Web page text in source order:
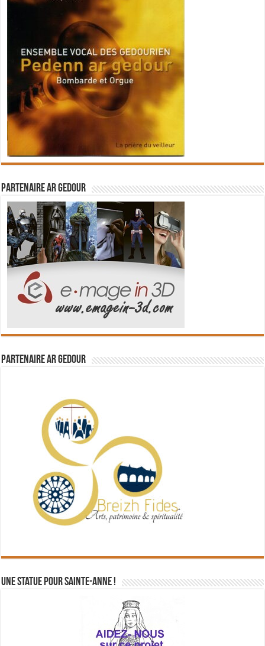
Partenaire Ar Gedour
Partenaire Ar Gedour
Une statue pour Sainte-Anne !